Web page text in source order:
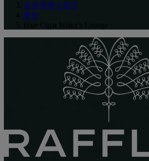
多哈莱佛士酒店
餐饮